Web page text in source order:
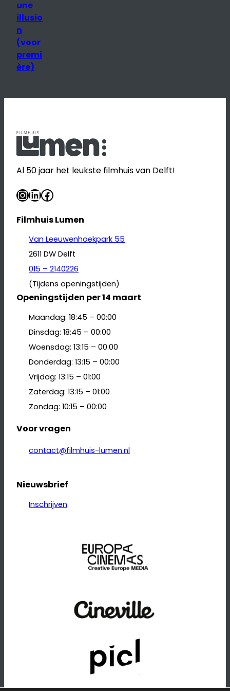
une
illusio
n
(voor
premi
ère)
Al 50 jaar het leukste filmhuis van Delft!
InstagramLinkedIn Facebook
Filmhuis Lumen
Van Leeuwenhoekpark 55
2611 DW Delft
015 – 2140226
(Tijdens openingstijden)
Openingstijden per 14 maart
Maandag: 18:45 – 00:00
Dinsdag: 18:45 – 00:00
Woensdag: 13:15 – 00:00
Donderdag: 13:15 – 00:00
Vrijdag: 13:15 – 01:00
Zaterdag: 13:15 – 01:00
Zondag: 10:15 – 00:00
Voor vragen
contact@filmhuis-lumen.nl
Nieuwsbrief
Inschrijven